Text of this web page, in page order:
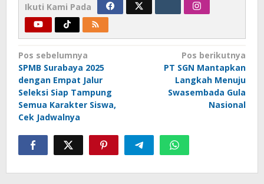
Ikuti Kami Pada
Navigasi
pos
Pos sebelumnya
SPMB Surabaya 2025
dengan Empat Jalur
Seleksi Siap Tampung
Semua Karakter Siswa,
Cek Jadwalnya
Pos berikutnya
PT SGN Mantapkan
Langkah Menuju
Swasembada Gula
Nasional